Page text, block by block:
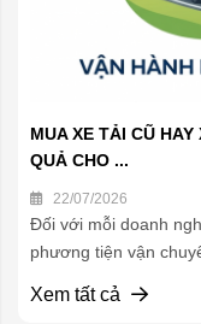
MUA XE TẢI CŨ
QUẢ CHO ...
22/07/2026
Đối với mỗi doanh
phương tiện vận
Xem tất cả